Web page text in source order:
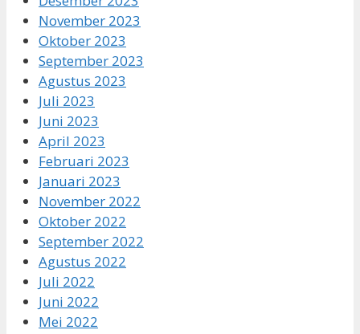
November 2023
Oktober 2023
September 2023
Agustus 2023
Juli 2023
Juni 2023
April 2023
Februari 2023
Januari 2023
November 2022
Oktober 2022
September 2022
Agustus 2022
Juli 2022
Juni 2022
Mei 2022